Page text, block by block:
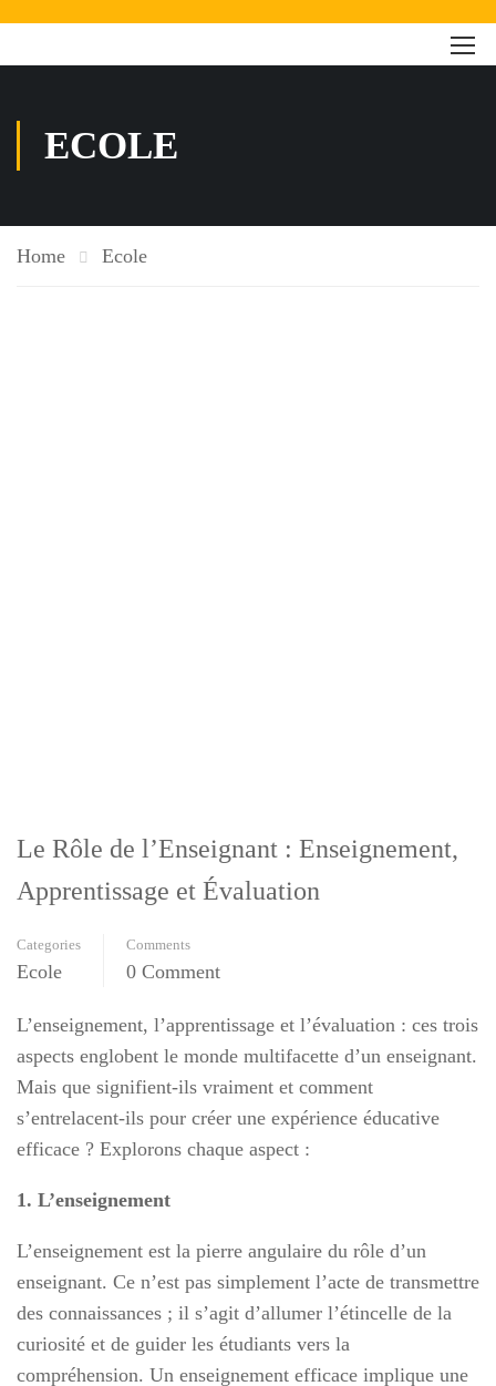
ECOLE
Home Ecole
Le Rôle de l’Enseignant : Enseignement,
Apprentissage et Évaluation
Categories
Ecole
Comments
0 Comment
L’enseignement, l’apprentissage et l’évaluation : ces trois
aspects englobent le monde multifacette d’un enseignant.
Mais que signifient-ils vraiment et comment
s’entrelacent-ils pour créer une expérience éducative
efficace ? Explorons chaque aspect :
1. L’enseignement
L’enseignement est la pierre angulaire du rôle d’un
enseignant. Ce n’est pas simplement l’acte de transmettre
des connaissances ; il s’agit d’allumer l’étincelle de la
curiosité et de guider les étudiants vers la
compréhension. Un enseignement efficace implique une